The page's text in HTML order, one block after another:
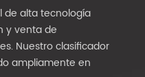
de alta tecnología
y venta de
Nuestro clasificador
ampliamente en